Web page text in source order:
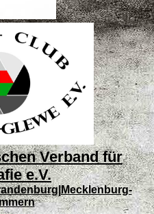
Verband für
e.V.